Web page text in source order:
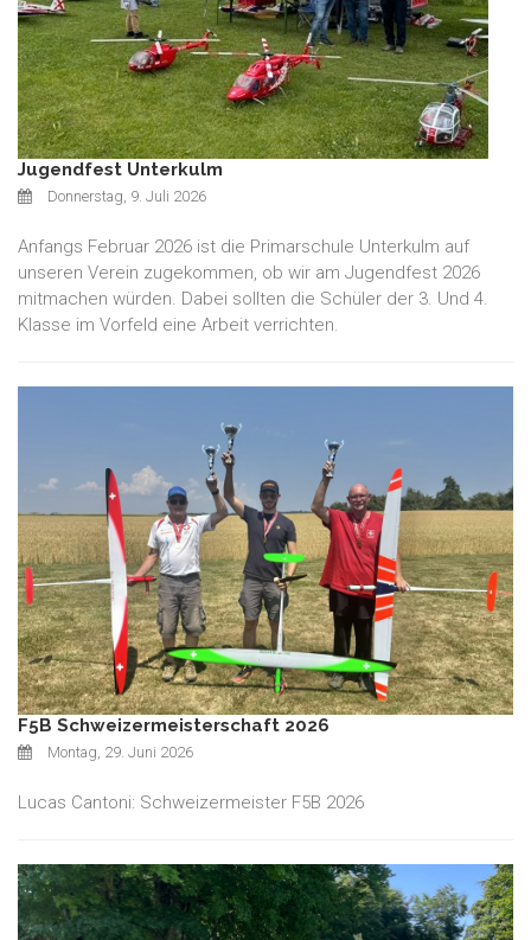
Jugendfest Unterkulm
Donnerstag, 9. Juli 2026
Anfangs Februar 2026 ist die Primarschule Unterkulm auf
unseren Verein zugekommen, ob wir am Jugendfest 2026
mitmachen würden. Dabei sollten die Schüler der 3. Und 4.
Klasse im Vorfeld eine Arbeit verrichten.
F5B Schweizermeisterschaft 2026
Montag, 29. Juni 2026
Lucas Cantoni: Schweizermeister F5B 2026